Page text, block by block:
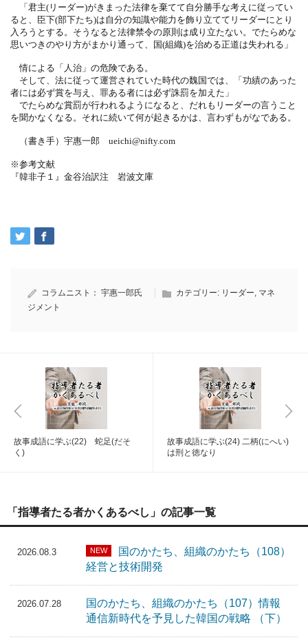
「君主(リーダー)がきまった法律を棄てて自分勝手な考えに従ってい
ると、臣下(部下たち)は自分の知識や能力を飾り立ててリーダーにとり
入ろうとする。そうなると法律禁令の原則は成り立たない。でたらめな
思いつきのやり方がまかり通って、国(組織)を治める正道は失われる」
情による「人治」の危険である。
そして、法に従って運営されていた時代の魏国では、「功績のあった
者には必ず賞を与え、罪ある者には必ず誅罰を加えた」
でたらめな賞罰が行われるようになると、だれもリーダーの言うこと
を聞かなくなる。それに続いて何が起きるかは、言わずもがなである。
（書き手）宇惠一郎 ueichi@nifty.com
※参考文献
『韓非子１』金谷治訳注 岩波文庫
コラムニスト： 宇惠一郎氏 カテゴリー: リーダー, マネ
ジメント
故事成語に学ぶ(22) 蛇足(だそ
く)
故事成語に学ぶ(24) 二柄(にへい)
は刑と徳なり
「指導者たる者かくあるべし」の記事一覧
2026.08.3 NEW
国のかたち、組織のかたち（108）
経営と技術開発
2026.07.28
国のかたち、組織のかたち（107）情報
通信新時代を予見した韓国の戦略 （下）